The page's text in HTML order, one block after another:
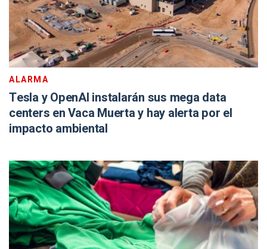
ALARMA
Tesla y OpenAI instalarán sus mega data
centers en Vaca Muerta y hay alerta por el
impacto ambiental